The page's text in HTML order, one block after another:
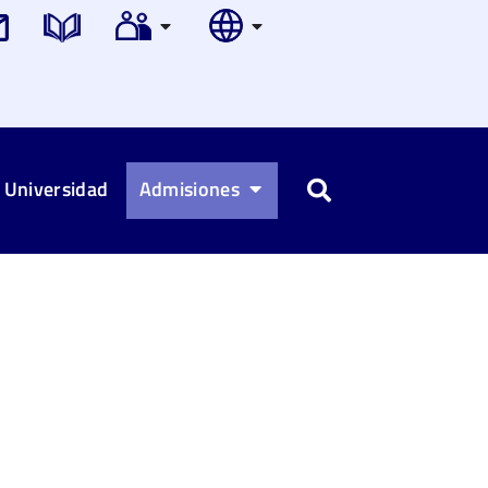
Universidad Admisiones Buscar